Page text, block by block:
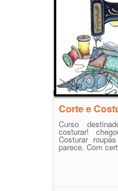
Corte e
Curso
costurar!
Costurar
parece. Com